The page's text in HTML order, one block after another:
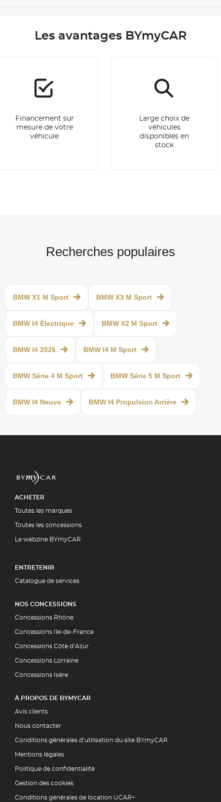
Les avantages BYmyCAR
Financement sur
mesure de votre
véhicule
Large choix de
véhicules
disponibles en
stock
Recherches populaires
BMW X1 M Sport BMW X3 M Sport
BMW I4 Électrique BMW X2 M Sport
BMW I4 2026 BMW I4 M Sport
BMW Série 4 M Sport BMW Série 5 M Sport
BMW I4 Neuve BMW I4 Propulsion Arrière
ACHETER
Toutes les marques
Toutes les concessions
Le webzine BYmyCAR
ENTRETENIR
Catalogue de services
NOS CONCESSIONS
Concessions Rhône
Concessions Ile-de-France
Concessions Côte d’Azur
Concessions Lorraine
Concessions Isère
À PROPOS DE BYMYCAR
Avis clients
Nous contacter
Conditions générales d’utilisation du site BYmyCAR
Mentions légales
Politique de confidentialité
Gestion des cookies
Conditions générales de location UCAR+